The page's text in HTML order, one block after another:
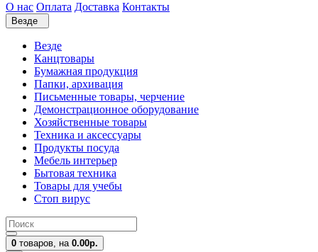
О нас Оплата Доставка Контакты
Везде
Везде
Канцтовары
Бумажная продукция
Папки, архивация
Письменные товары, черчение
Демонстрационное оборудование
Хозяйственные товары
Техника и аксессуары
Продукты посуда
Мебель интерьер
Бытовая техника
Товары для учебы
Стоп вирус
0 товаров, на 0.00р.